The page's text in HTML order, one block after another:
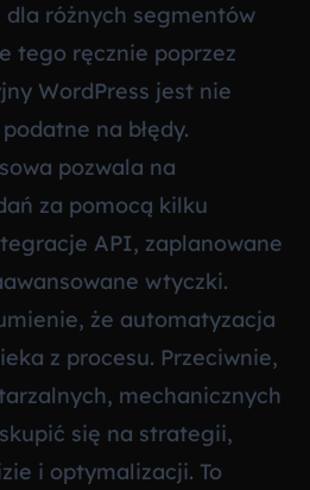
dla różnych segmentów
tego ręcznie poprzez
WordPress jest nie
na błędy.
pozwala na
za pomocą kilku
API, zaplanowane
wtyczki.
że automatyzacja
z procesu. Przeciwnie,
mechanicznych
się na strategii,
i optymalizacji. To